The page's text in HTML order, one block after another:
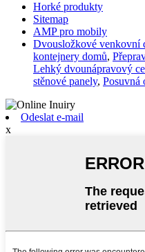
Horké produkty
Sitemap
AMP pro mobily
Dvousložkové venkovní
kontejnery domů,
Lehký dvounápravový
stěnové panely, Posuvná
Odeslat e-mail
x